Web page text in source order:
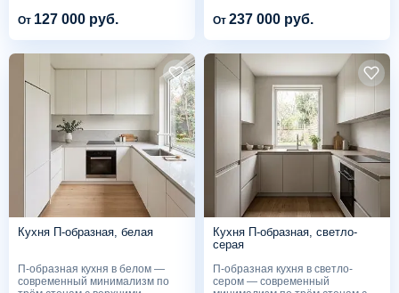
От 127 000 руб. От 237 000 руб.
Кухня П-образная, белая
П-образная кухня в белом —
современный минимализм по
Кухня П-образная, светло-
серая
П-образная кухня в светло-
сером — современный